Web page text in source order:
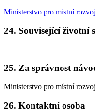
Ministerstvo pro místní rozvoj
24. Související životní
25. Za správnost
Ministerstvo pro místní
26. Kontaktní osoba